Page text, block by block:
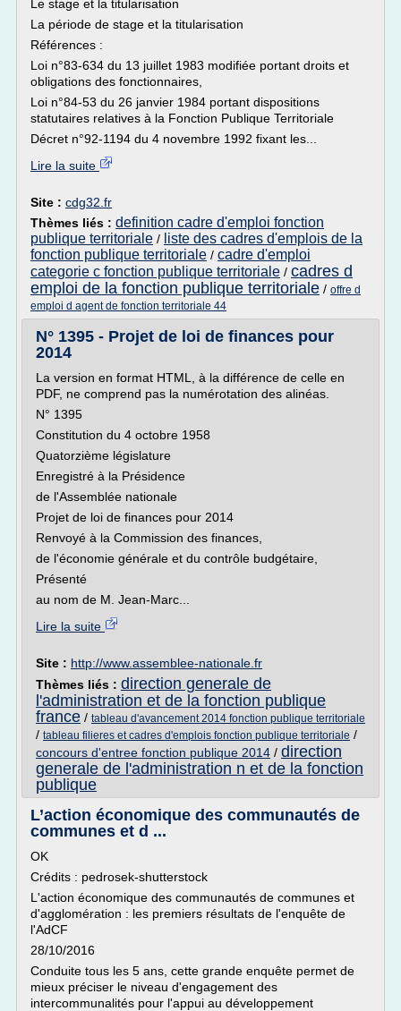
Le stage et la titularisation
La période de stage et la titularisation
Références :
Loi n°83-634 du 13 juillet 1983 modifiée portant droits et
obligations des fonctionnaires,
Loi n°84-53 du 26 janvier 1984 portant dispositions
statutaires relatives à la Fonction Publique Territoriale
Décret n°92-1194 du 4 novembre 1992 fixant les...
Lire la suite
Site : cdg32.fr
Thèmes liés : definition cadre d'emploi fonction
publique territoriale / liste des cadres d'emplois de la
fonction publique territoriale / cadre d'emploi
categorie c fonction publique territoriale / cadres d
emploi de la fonction publique territoriale / offre d
emploi d agent de fonction territoriale 44
N° 1395 - Projet de loi de finances pour
2014
La version en format HTML, à la différence de celle en
PDF, ne comprend pas la numérotation des alinéas.
N° 1395
Constitution du 4 octobre 1958
Quatorzième législature
Enregistré à la Présidence
de l'Assemblée nationale
Projet de loi de finances pour 2014
Renvoyé à la Commission des finances,
de l'économie générale et du contrôle budgétaire,
Présenté
au nom de M. Jean-Marc...
Lire la suite
Site : http://www.assemblee-nationale.fr
Thèmes liés : direction generale de
l'administration et de la fonction publique
france / tableau d'avancement 2014 fonction publique territoriale
/ tableau filieres et cadres d'emplois fonction publique territoriale /
concours d'entree fonction publique 2014 / direction
generale de l'administration n et de la fonction
publique
L’action économique des communautés de
communes et d ...
OK
Crédits : pedrosek-shutterstock
L'action économique des communautés de communes et
d'agglomération : les premiers résultats de l'enquête de
l'AdCF
28/10/2016
Conduite tous les 5 ans, cette grande enquête permet de
mieux préciser le niveau d'engagement des
intercommunalités pour l'appui au développement